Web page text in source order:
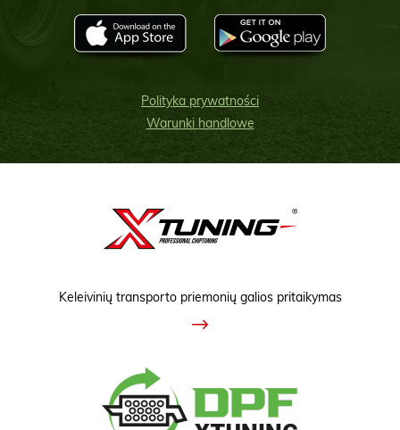
Polityka prywatności
Warunki handlowe
Keleivinių transporto priemonių galios pritaikymas